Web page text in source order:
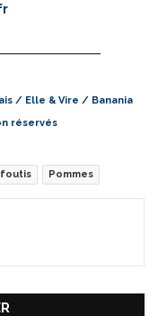
/ Elle & Vire / Banania
réservés
Pommes